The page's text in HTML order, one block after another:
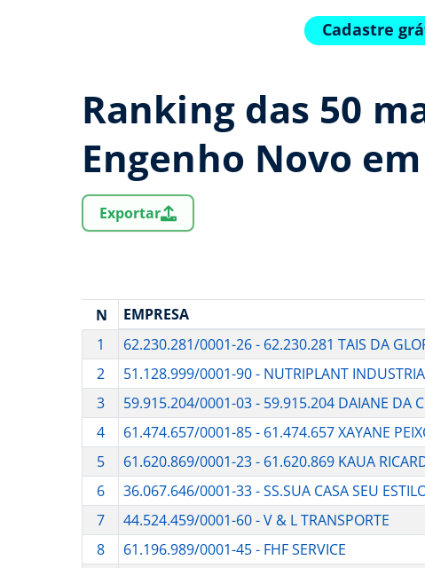
Cadastre
Ranking das 50
Engenho Novo
Exportar
N EMPRESA
1
62.230.281/0001-26 - 62.230.281 TAIS DA
2
51.128.999/0001-90 - NUTRIPLANT
3
59.915.204/0001-03 - 59.915.204 DAIANE DA
4
61.474.657/0001-85 - 61.474.657 XAYANE
5
61.620.869/0001-23 - 61.620.869 KAUA
6
36.067.646/0001-33 - SS.SUA CASA SEU
7
44.524.459/0001-60 - V & L TRANSPORTE
8
61.196.989/0001-45 - FHF SERVICE